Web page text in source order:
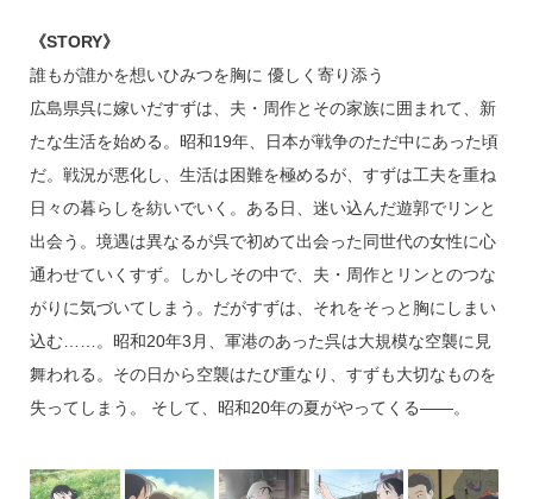
《STORY》
誰もが誰かを想いひみつを胸に 優しく寄り添う
広島県呉に嫁いだすずは、夫・周作とその家族に囲まれて、新
たな生活を始める。昭和19年、日本が戦争のただ中にあった頃
だ。戦況が悪化し、生活は困難を極めるが、すずは工夫を重ね
日々の暮らしを紡いでいく。ある日、迷い込んだ遊郭でリンと
出会う。境遇は異なるが呉で初めて出会った同世代の女性に心
通わせていくすず。しかしその中で、夫・周作とリンとのつな
がりに気づいてしまう。だがすずは、それをそっと胸にしまい
込む……。昭和20年3月、軍港のあった呉は大規模な空襲に見
舞われる。その日から空襲はたび重なり、すずも大切なものを
失ってしまう。 そして、昭和20年の夏がやってくる――。